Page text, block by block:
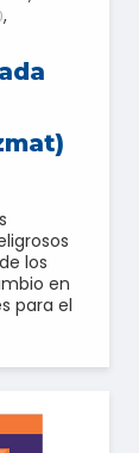
los
en
para el